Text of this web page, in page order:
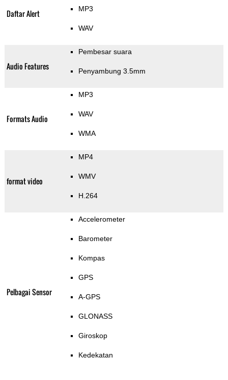
Daftar Alert MP3
WAV
Audio Features
Pembesar suara
Penyambung 3.5mm
Formats Audio
MP3
WAV
WMA
format video
MP4
WMV
H.264
Pelbagai Sensor
Accelerometer
Barometer
Kompas
GPS
A-GPS
GLONASS
Giroskop
Kedekatan